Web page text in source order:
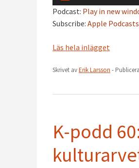
Podcast: Play in new
Subscribe: Apple Podcasts
Läs hela inlägget
Skrivet avErik Larsson -
K-podd